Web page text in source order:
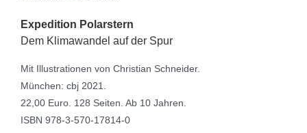
Expedition Polarstern
Dem Klimawandel auf der Spur
Mit Illustrationen von Christian Schneider.
München: cbj 2021.
22,00 Euro. 128 Seiten. Ab 10 Jahren.
ISBN 978-3-570-17814-0